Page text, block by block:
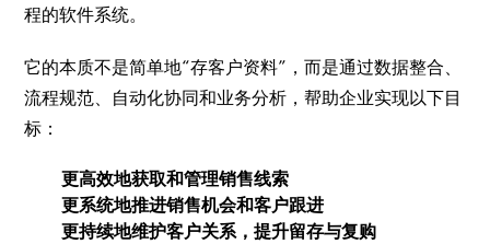
程的软件系统。
它的本质不是简单地“存客户资料”，而是通过数据整合、
流程规范、自动化协同和业务分析，帮助企业实现以下目
标：
更高效地获取和管理销售线索
更系统地推进销售机会和客户跟进
更持续地维护客户关系，提升留存与复购